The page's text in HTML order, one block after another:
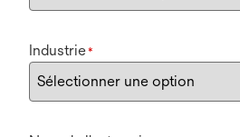
Industrie*